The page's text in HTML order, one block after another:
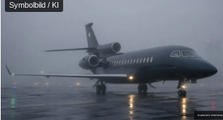
Symbolbild / KI